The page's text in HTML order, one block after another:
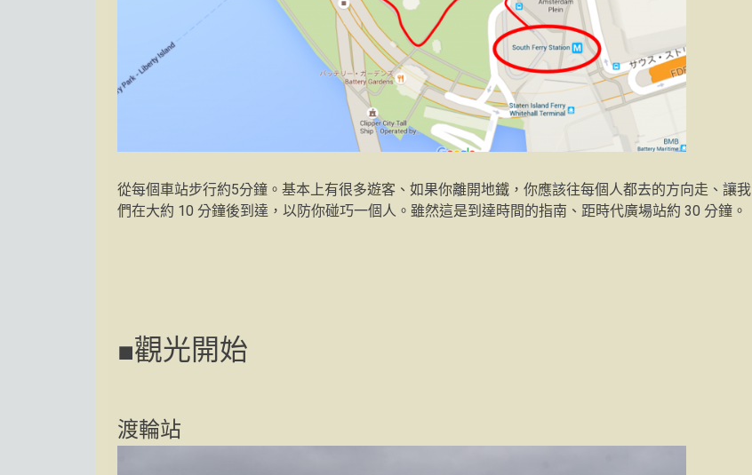
從每個車站步行約5分鐘。基本上有很多遊客、如果你離開地鐵，你應該往每個人都去的方向走、讓我
們在大約 10 分鐘後到達，以防你碰巧一個人。雖然這是到達時間的指南、距時代廣場站約 30 分鐘。
■觀光開始
渡輪站